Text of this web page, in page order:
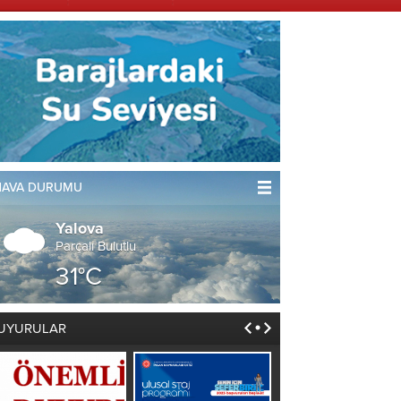
DURUMU
Yalova
Parçalı Bulutlu
31°C